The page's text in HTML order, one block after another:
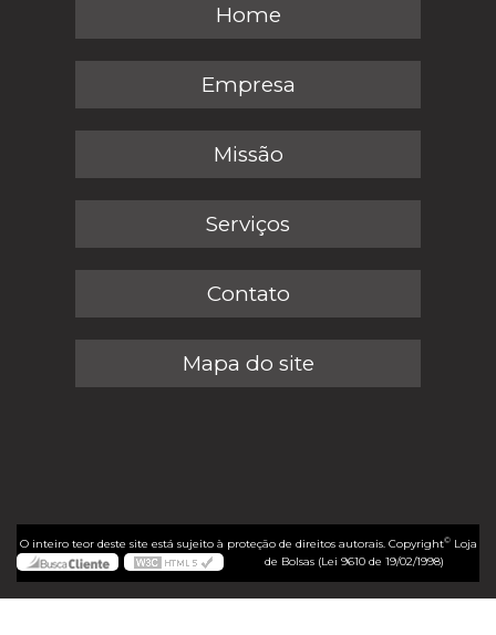
Home
Empresa
Missão
Serviços
Contato
Mapa do site
O inteiro teor deste site está sujeito à proteção de direitos autorais. Copyright©Loja
de Bolsas (Lei 9610 de 19/02/1998)